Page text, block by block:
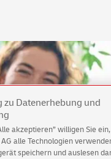
zu Datenerhebung und
akzeptieren” willigen Sie
alle Technologien
speichern und auslesen